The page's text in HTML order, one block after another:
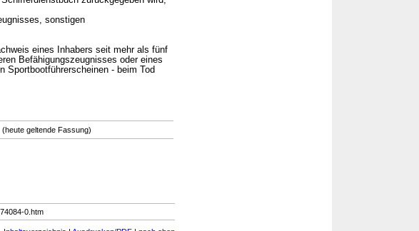
sonstigen
eines Inhabers seit mehr als fünf
Befähigungszeugnisses oder eines
Sportbootführerscheinen - beim Tod
(heute geltende Fassung)
0.htm